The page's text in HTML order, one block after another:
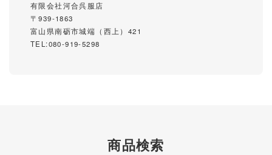
商品検索
有限会社河合呉服店
〒939-1863
富山県南砺市城端（西上）421
TEL:080-919-5298